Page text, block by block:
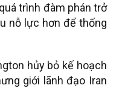
trình đàm phán trở
nỗ lực hơn để thống
hủy bỏ kế hoạch
giới lãnh đạo Iran